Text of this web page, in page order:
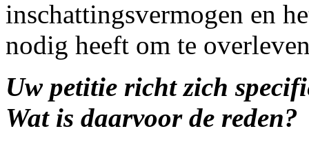
inschattingsvermogen en
nodig heeft om te
Uw petitie richt zich
Wat is daarvoor de reden?